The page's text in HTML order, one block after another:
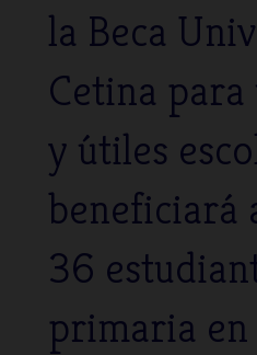
la Beca
Cetina
y útiles
beneficiará
36
primaria en